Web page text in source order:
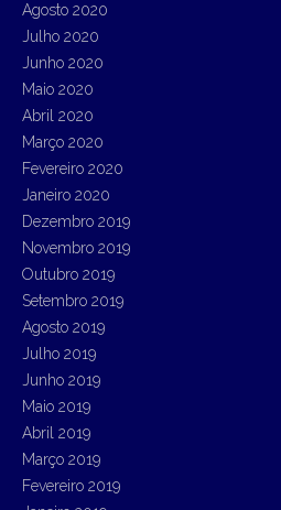
Agosto 2020
Julho 2020
Junho 2020
Maio 2020
Abril 2020
Março 2020
Fevereiro 2020
Janeiro 2020
Dezembro 2019
Novembro 2019
Outubro 2019
Setembro 2019
Agosto 2019
Julho 2019
Junho 2019
Maio 2019
Abril 2019
Março 2019
Fevereiro 2019